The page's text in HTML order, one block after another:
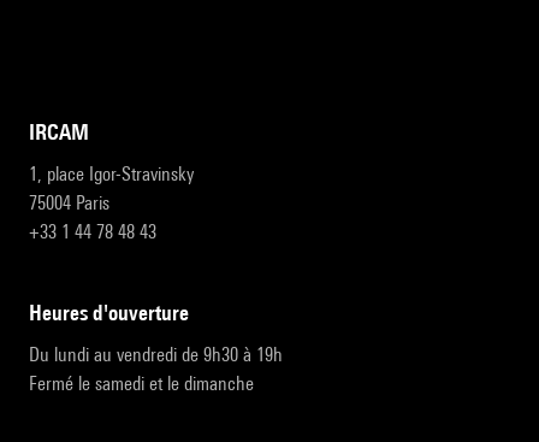
IRCAM
1, place Igor-Stravinsky
75004 Paris
+33 1 44 78 48 43
heures d'ouverture
Du lundi au vendredi de 9h30 à 19h
Fermé le samedi et le dimanche